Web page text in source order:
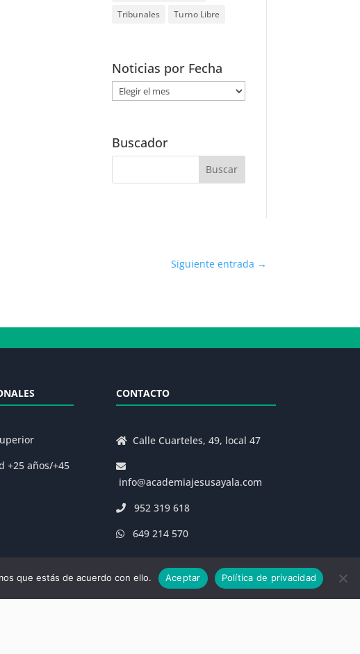
Tribunales
Turno Libre
Noticias por Fecha
Noticias
por
Buscador
Siguiente entrada →
+25 años/+45
CONTACTO
Calle Cuarteles, 49, local 47
info@academiajesusayala.com
952 319 618
649 214 570
que estás de acuerdo con ello. Aceptar Política de privacidad